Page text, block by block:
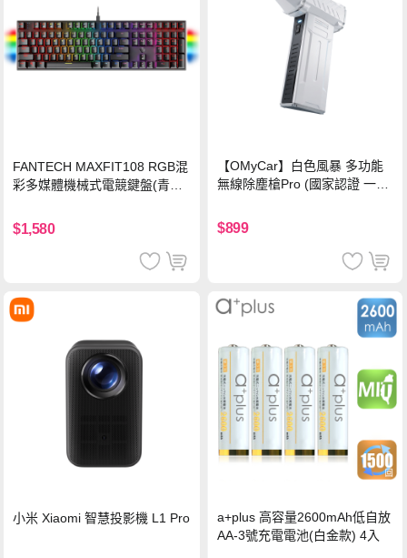
FANTECH MAXFIT108 RGB混
彩多媒體機械式電競鍵盤(青軸)
$1,580
【OMyCar】白色風暴 多功能
無線除塵槍Pro (國家認證 一年
手持強力風槍 暴力吹風
$899
小米 Xiaomi 智慧投影機 L1 Pro
a+plus 高容量2600mAh低自放
AA-3號充電電池(白金款) 4入